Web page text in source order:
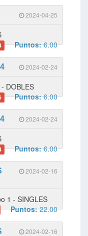
2024-04-25
Puntos:6.00
2024-02-24
DOBLES
Puntos:6.00
2024-02-24
Puntos:6.00
2024-02-16
1 - SINGLES
Puntos:22.00
2024-02-16